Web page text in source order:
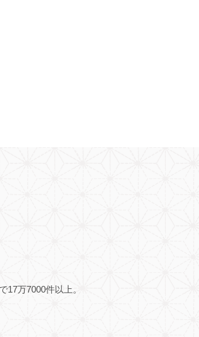
万7000件以上。